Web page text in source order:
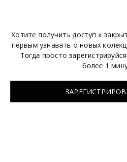
Хотите получить доступ к
первым узнавать о новых
Тогда просто
более 1